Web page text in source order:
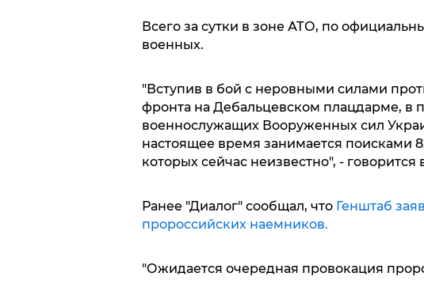
Всего за сутки в зоне АТО, по
военных.
"Вступив в бой с неровными силами
фронта на Дебальцевском плацдарме, в
военнослужащих Вооруженных сил
настоящее время занимается поисками
которых сейчас неизвестно", -
Ранее "Диалог" сообщал, чтоГенштаб
пророссийских наемников.
"Ожидается очередная провокация